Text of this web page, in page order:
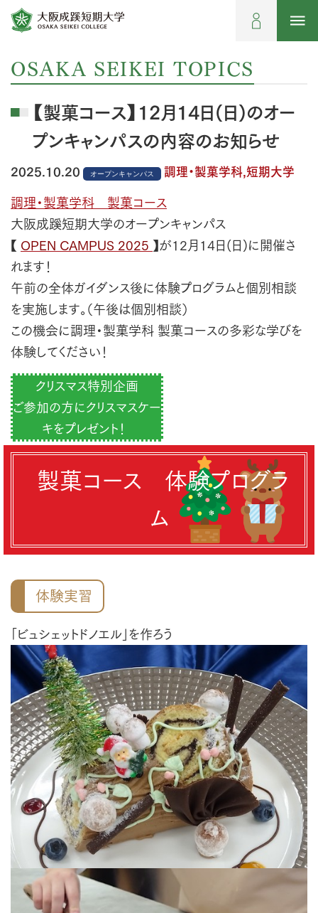
OSAKA SEIKEI TOPICS
【製菓コース】12月14日(日)のオー
プンキャンパスの内容のお知らせ
2025.10.20 オープンキャンパス 調理・製菓学科,短期大学
調理・製菓学科 製菓コース
大阪成蹊短期大学のオープンキャンパス
【 OPEN CAMPUS 2025 】 が12月14日(日)に開催さ
れます！
午前の全体ガイダンス後に体験プログラムと個別相談
を実施します。（午後は個別相談）
この機会に調理・製菓学科 製菓コースの多彩な学びを
体験してください！
クリスマス特別企画
ご参加の方にクリスマスケー
キをプレゼント！
製菓コース 体験プログラ
ム
体験実習
「ビュシェットドノエル」を作ろう